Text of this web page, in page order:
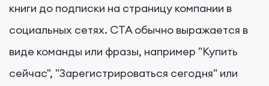
книги до подписки на страницу компании в
социальных сетях. CTA обычно выражается в
виде команды или фразы, например "Купить
сейчас", "Зарегистрироваться сегодня" или